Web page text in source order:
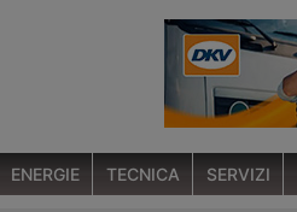
ENERGIE TECNICA SERVIZI